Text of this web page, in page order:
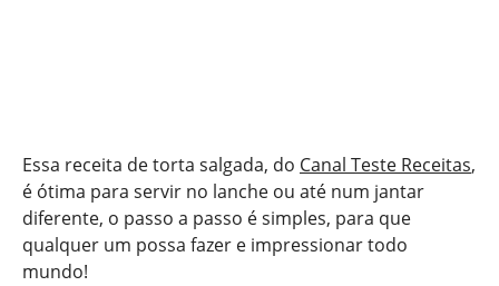
Essa receita de torta salgada, do Canal Teste Receitas,
é ótima para servir no lanche ou até num jantar
diferente, o passo a passo é simples, para que
qualquer um possa fazer e impressionar todo
mundo!